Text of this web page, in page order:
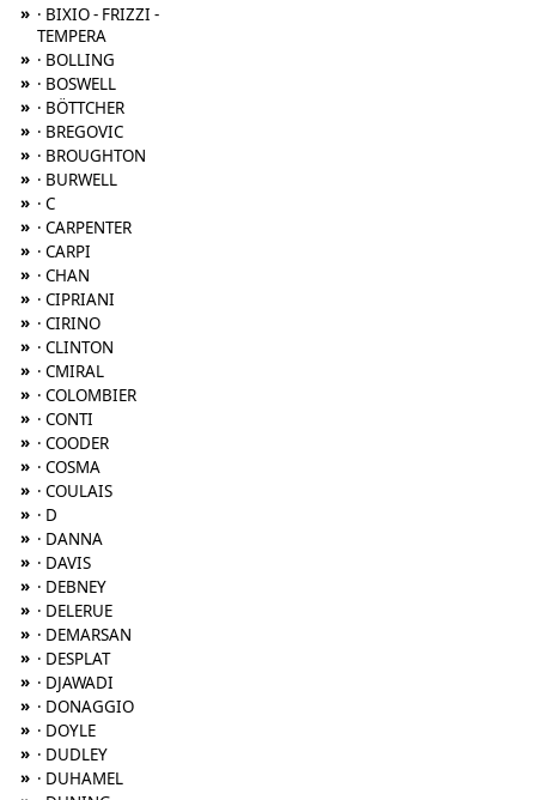
» · BIXIO - FRIZZI -
TEMPERA
» · BOLLING
» · BOSWELL
» · BÖTTCHER
» · BREGOVIC
» · BROUGHTON
» · BURWELL
» · C
» · CARPENTER
» · CARPI
» · CHAN
» · CIPRIANI
» · CIRINO
» · CLINTON
» · CMIRAL
» · COLOMBIER
» · CONTI
» · COODER
» · COSMA
» · COULAIS
» · D
» · DANNA
» · DAVIS
» · DEBNEY
» · DELERUE
» · DEMARSAN
» · DESPLAT
» · DJAWADI
» · DONAGGIO
» · DOYLE
» · DUDLEY
» · DUHAMEL